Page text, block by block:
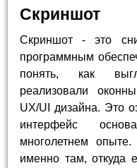
Скриншот
Скриншот - это
программным
понять, как
реализовали
UX/UI дизайна. Это
интерфейс
многолетнем
именно там, откуда